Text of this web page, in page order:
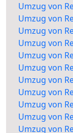
Umzug von
Umzug von
Umzug von
Umzug von
Umzug von
Umzug von
Umzug von
Umzug von
Umzug von
Umzug von
Umzug von